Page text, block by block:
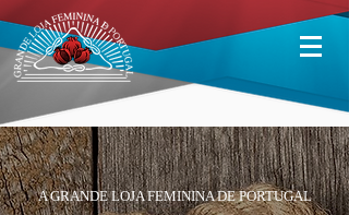
A GRANDE LOJA FEMININA DE PORTUGAL